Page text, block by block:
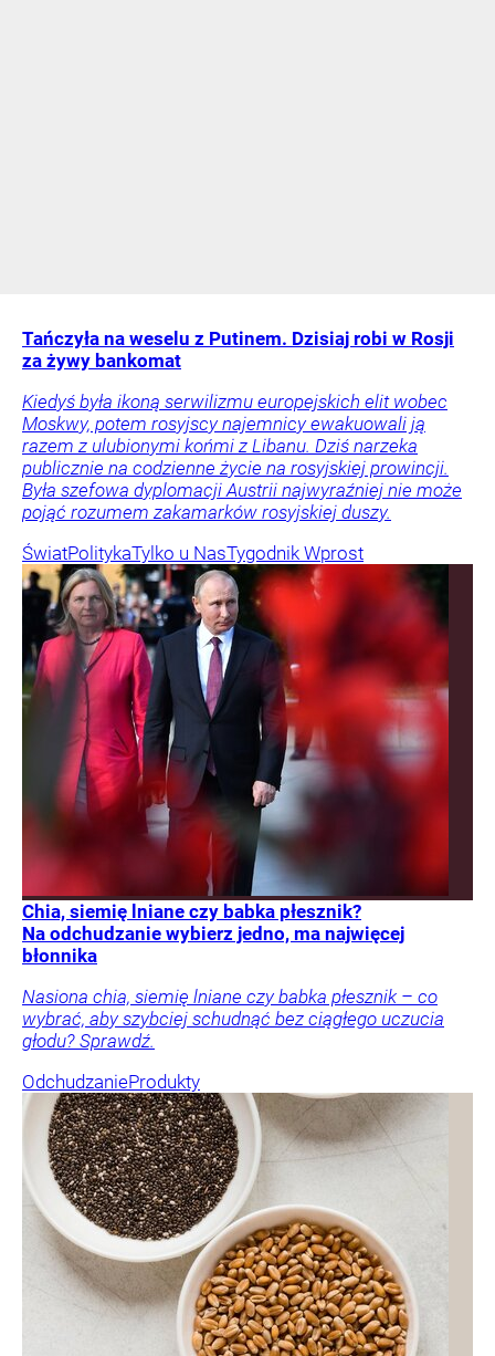
Tańczyła na weselu z Putinem. Dzisiaj robi w Rosji
za żywy bankomat
Kiedyś była ikoną serwilizmu europejskich elit wobec
Moskwy, potem rosyjscy najemnicy ewakuowali ją
razem z ulubionymi końmi z Libanu. Dziś narzeka
publicznie na codzienne życie na rosyjskiej prowincji.
Była szefowa dyplomacji Austrii najwyraźniej nie może
pojąć rozumem zakamarków rosyjskiej duszy.
ŚwiatPolitykaTylko u NasTygodnik Wprost
Chia, siemię lniane czy babka płesznik?
Na odchudzanie wybierz jedno, ma najwięcej
błonnika
Nasiona chia, siemię lniane czy babka płesznik – co
wybrać, aby szybciej schudnąć bez ciągłego uczucia
głodu? Sprawdź.
OdchudzanieProdukty